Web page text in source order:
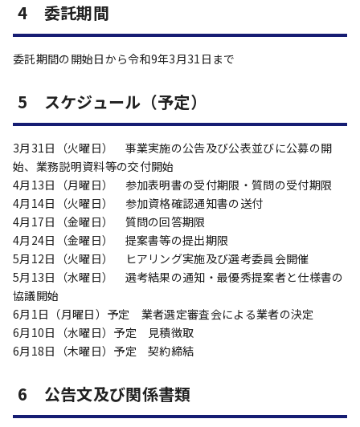
4 委託期間
委託期間の開始日から令和9年3月31日まで
5 スケジュール（予定）
3月31日（火曜日） 事業実施の公告及び公表並びに公募の開
始、業務説明資料等の交付開始
4月13日（月曜日） 参加表明書の受付期限・質問の受付期限
4月14日（火曜日） 参加資格確認通知書の送付
4月17日（金曜日） 質問の回答期限
4月24日（金曜日） 提案書等の提出期限
5月12日（火曜日） ヒアリング実施及び選考委員会開催
5月13日（水曜日） 選考結果の通知・最優秀提案者と仕様書の
協議開始
6月1日（月曜日）予定 業者選定審査会による業者の決定
6月10日（水曜日）予定 見積徴取
6月18日（木曜日）予定 契約締結
6 公告文及び関係書類